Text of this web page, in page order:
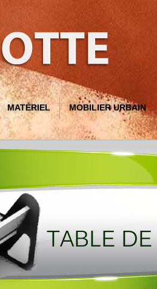
MATÉRIEL MOBILIER URBAIN